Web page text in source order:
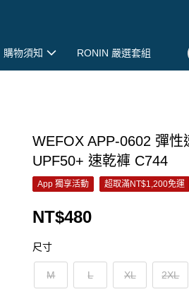
購物須知 RONIN 嚴選套組
WEFOX APP-0602 彈
UPF50+ 速乾褲 C744
App 獨享活動 超取滿NT$1,200免運
NT$480
尺寸
M L XL 2XL